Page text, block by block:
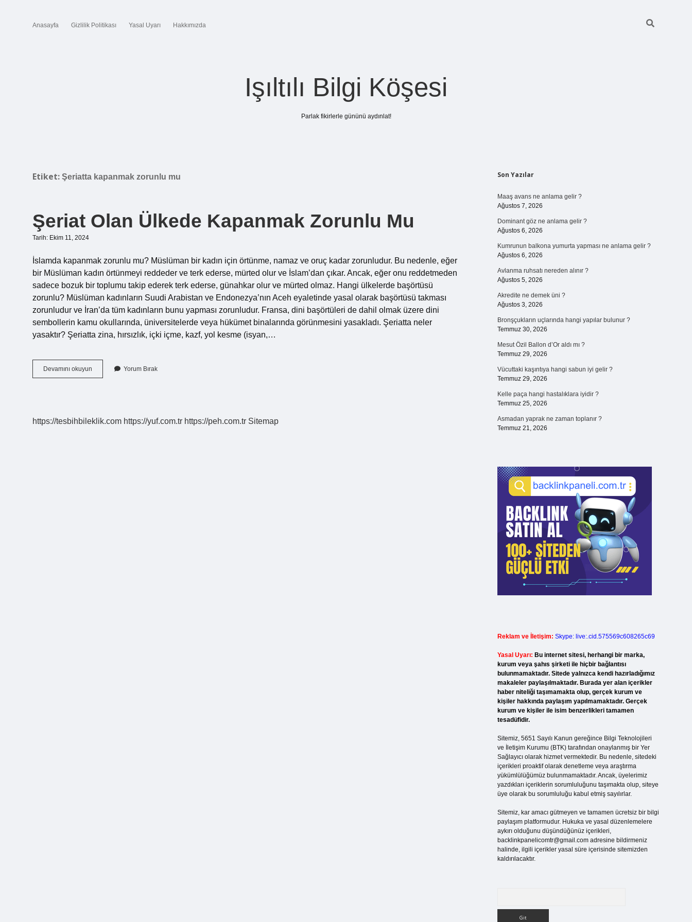
Anasayfa Gizlilik Politikası Yasal Uyarı Hakkımızda
Işıltılı Bilgi Köşesi
Parlak fikirlerle gününü aydınlat!
Etiket: Şeriatta kapanmak zorunlu mu
Şeriat Olan Ülkede Kapanmak Zorunlu Mu
Tarih: Ekim 11, 2024
İslamda kapanmak zorunlu mu? Müslüman bir kadın için örtünme, namaz ve oruç kadar zorunludur. Bu nedenle, eğer
bir Müslüman kadın örtünmeyi reddeder ve terk ederse, mürted olur ve İslam’dan çıkar. Ancak, eğer onu reddetmeden
sadece bozuk bir toplumu takip ederek terk ederse, günahkar olur ve mürted olmaz. Hangi ülkelerde başörtüsü
zorunlu? Müslüman kadınların Suudi Arabistan ve Endonezya’nın Aceh eyaletinde yasal olarak başörtüsü takması
zorunludur ve İran’da tüm kadınların bunu yapması zorunludur. Fransa, dini başörtüleri de dahil olmak üzere dini
sembollerin kamu okullarında, üniversitelerde veya hükümet binalarında görünmesini yasakladı. Şeriatta neler
yasaktır? Şeriatta zina, hırsızlık, içki içme, kazf, yol kesme (isyan,…
Devamını okuyun
Olan
Yorum Bırak
https://tesbihbileklik.com https://yuf.com.tr https://peh.com.tr Sitemap
Sidebar
Son Yazılar
Maaş avans ne anlama gelir ?
Ağustos 7, 2026
Dominant göz ne anlama gelir ?
Ağustos 6, 2026
Kumrunun balkona yumurta yapması ne anlama gelir ?
Ağustos 6, 2026
Avlanma ruhsatı nereden alınır ?
Ağustos 5, 2026
Akredite ne demek üni ?
Ağustos 3, 2026
Bronşçukların uçlarında hangi yapılar bulunur ?
Temmuz 30, 2026
Mesut Özil Ballon d’Or aldı mı ?
Temmuz 29, 2026
Vücuttaki kaşıntıya hangi sabun iyi gelir ?
Temmuz 29, 2026
Kelle paça hangi hastalıklara iyidir ?
Temmuz 25, 2026
Asmadan yaprak ne zaman toplanır ?
Temmuz 21, 2026
Reklam ve İletişim: Skype: live:.cid.575569c608265c69
Yasal Uyarı: Bu internet sitesi, herhangi bir marka,
kurum veya şahıs şirketi ile hiçbir bağlantısı
bulunmamaktadır. Sitede yalnızca kendi hazırladığımız
makaleler paylaşılmaktadır. Burada yer alan içerikler
haber niteliği taşımamakta olup, gerçek kurum ve
kişiler hakkında paylaşım yapılmamaktadır. Gerçek
kurum ve kişiler ile isim benzerlikleri tamamen
tesadüfidir.
Sitemiz, 5651 Sayılı Kanun gereğince Bilgi Teknolojileri
ve İletişim Kurumu (BTK) tarafından onaylanmış bir Yer
Sağlayıcı olarak hizmet vermektedir. Bu nedenle, sitedeki
içerikleri proaktif olarak denetleme veya araştırma
yükümlülüğümüz bulunmamaktadır. Ancak, üyelerimiz
yazdıkları içeriklerin sorumluluğunu taşımakta olup, siteye
üye olarak bu sorumluluğu kabul etmiş sayılırlar.
Sitemiz, kar amacı gütmeyen ve tamamen ücretsiz bir bilgi
paylaşım platformudur. Hukuka ve yasal düzenlemelere
aykırı olduğunu düşündüğünüz içerikleri,
backlinkpanelicomtr@gmail.comadresine bildirmeniz
halinde, ilgili içerikler yasal süre içerisinde sitemizden
kaldırılacaktır.